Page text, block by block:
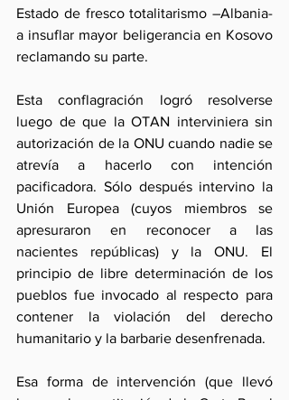
Estado de fresco totalitarismo –Albania-
a insuflar mayor beligerancia en Kosovo
reclamando su parte.
Esta conflagración logró resolverse
luego de que la OTAN interviniera sin
autorización de la ONU cuando nadie se
atrevía a hacerlo con intención
pacificadora. Sólo después intervino la
Unión Europea (cuyos miembros se
apresuraron en reconocer a las
nacientes repúblicas) y la ONU. El
principio de libre determinación de los
pueblos fue invocado al respecto para
contener la violación del derecho
humanitario y la barbarie desenfrenada.
Esa forma de intervención (que llevó